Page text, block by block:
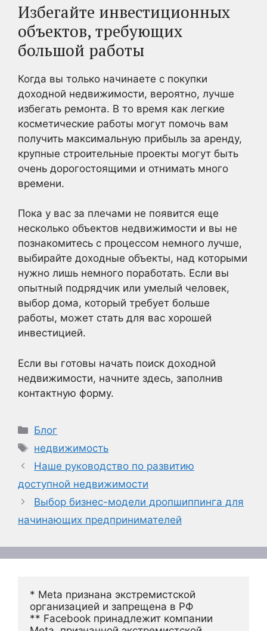
Избегайте инвестиционных
объектов, требующих
большой работы
Когда вы только начинаете с покупки
доходной недвижимости, вероятно, лучше
избегать ремонта. В то время как легкие
косметические работы могут помочь вам
получить максимальную прибыль за аренду,
крупные строительные проекты могут быть
очень дорогостоящими и отнимать много
времени.
Пока у вас за плечами не появится еще
несколько объектов недвижимости и вы не
познакомитесь с процессом немного лучше,
выбирайте доходные объекты, над которыми
нужно лишь немного поработать. Если вы
опытный подрядчик или умелый человек,
выбор дома, который требует больше
работы, может стать для вас хорошей
инвестицией.
Если вы готовы начать поиск доходной
недвижимости, начните здесь, заполнив
контактную форму.
Рубрики
Блог
Метки
недвижимость
Наше руководство по развитию
доступной недвижимости
Выбор бизнес-модели дропшиппинга для
начинающих предпринимателей
* Meta признана экстремистской
организацией и запрещена в РФ
** Facebook принадлежит компании